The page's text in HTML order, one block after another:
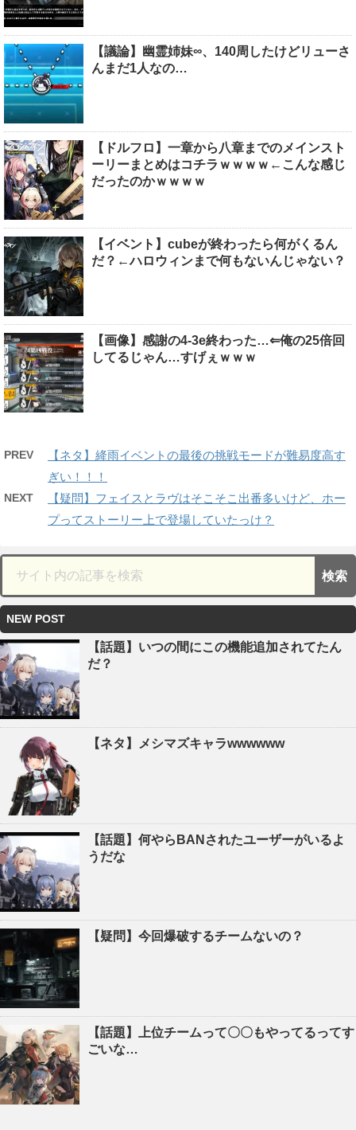
【議論】幽霊姉妹∞、140周したけどリューさ
んまだ1人なの…
【ドルフロ】一章から八章までのメインスト
ーリーまとめはコチラｗｗｗｗ←こんな感じ
だったのかｗｗｗｗ
【イベント】cubeが終わったら何がくるん
だ？←ハロウィンまで何もないんじゃない？
【画像】感謝の4-3e終わった…⇐俺の25倍回
してるじゃん…すげぇｗｗｗ
PREV
【ネタ】絳雨イベントの最後の挑戦モードが難易度高す
ぎい！！！
NEXT
【疑問】フェイスとラヴはそこそこ出番多いけど、ホー
プってストーリー上で登場していたっけ？
NEW POST
【話題】いつの間にこの機能追加されてたん
だ？
【ネタ】メシマズキャラwwwwww
【話題】何やらBANされたユーザーがいるよ
うだな
【疑問】今回爆破するチームないの？
【話題】上位チームって〇〇もやってるってす
ごいな…